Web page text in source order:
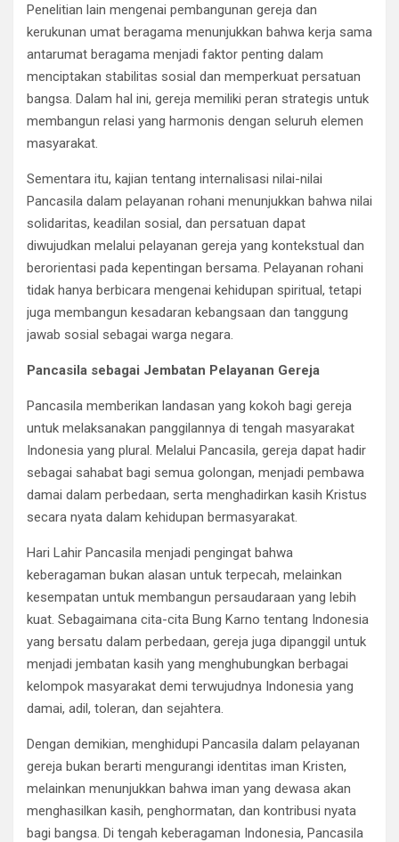
Penelitian lain mengenai pembangunan gereja dan
kerukunan umat beragama menunjukkan bahwa kerja sama
antarumat beragama menjadi faktor penting dalam
menciptakan stabilitas sosial dan memperkuat persatuan
bangsa. Dalam hal ini, gereja memiliki peran strategis untuk
membangun relasi yang harmonis dengan seluruh elemen
masyarakat.
Sementara itu, kajian tentang internalisasi nilai-nilai
Pancasila dalam pelayanan rohani menunjukkan bahwa nilai
solidaritas, keadilan sosial, dan persatuan dapat
diwujudkan melalui pelayanan gereja yang kontekstual dan
berorientasi pada kepentingan bersama. Pelayanan rohani
tidak hanya berbicara mengenai kehidupan spiritual, tetapi
juga membangun kesadaran kebangsaan dan tanggung
jawab sosial sebagai warga negara.
Pancasila sebagai Jembatan Pelayanan Gereja
Pancasila memberikan landasan yang kokoh bagi gereja
untuk melaksanakan panggilannya di tengah masyarakat
Indonesia yang plural. Melalui Pancasila, gereja dapat hadir
sebagai sahabat bagi semua golongan, menjadi pembawa
damai dalam perbedaan, serta menghadirkan kasih Kristus
secara nyata dalam kehidupan bermasyarakat.
Hari Lahir Pancasila menjadi pengingat bahwa
keberagaman bukan alasan untuk terpecah, melainkan
kesempatan untuk membangun persaudaraan yang lebih
kuat. Sebagaimana cita-cita Bung Karno tentang Indonesia
yang bersatu dalam perbedaan, gereja juga dipanggil untuk
menjadi jembatan kasih yang menghubungkan berbagai
kelompok masyarakat demi terwujudnya Indonesia yang
damai, adil, toleran, dan sejahtera.
Dengan demikian, menghidupi Pancasila dalam pelayanan
gereja bukan berarti mengurangi identitas iman Kristen,
melainkan menunjukkan bahwa iman yang dewasa akan
menghasilkan kasih, penghormatan, dan kontribusi nyata
bagi bangsa. Di tengah keberagaman Indonesia, Pancasila